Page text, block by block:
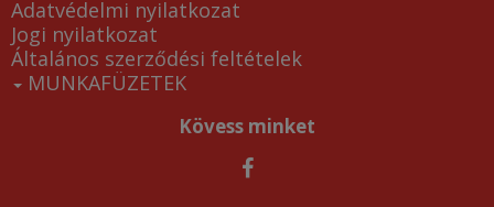
Adatvédelmi nyilatkozat
Jogi nyilatkozat
Általános szerződési feltételek
MUNKAFÜZETEK
Kövess minket